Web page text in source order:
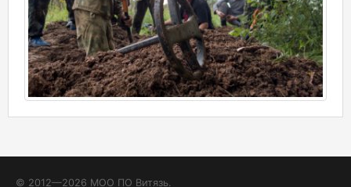
© 2012—2026 МОО ПО Витязь.